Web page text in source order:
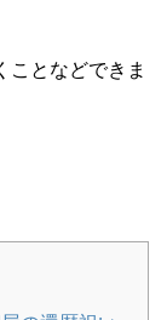
ことなどできま